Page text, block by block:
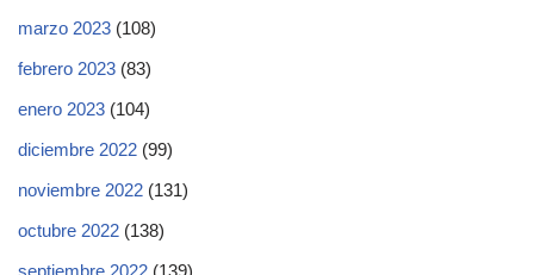
marzo 2023 (108)
febrero 2023 (83)
enero 2023 (104)
diciembre 2022 (99)
noviembre 2022 (131)
octubre 2022 (138)